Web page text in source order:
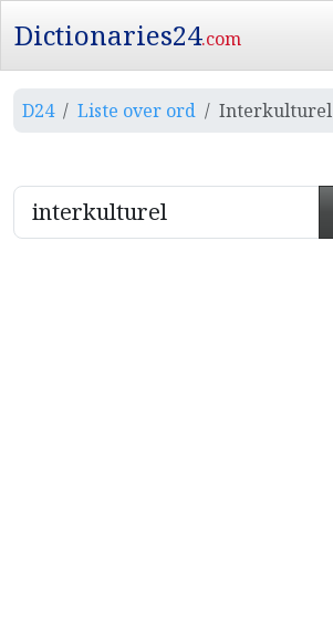
Dictionaries24.com
D24 Liste over ord Interkulturel